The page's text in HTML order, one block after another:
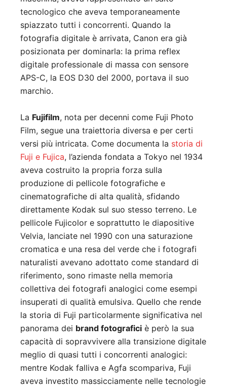
tecnologico che aveva temporaneamente
spiazzato tutti i concorrenti. Quando la
fotografia digitale è arrivata, Canon era già
posizionata per dominarla: la prima reflex
digitale professionale di massa con sensore
APS-C, la EOS D30 del 2000, portava il suo
marchio.
La Fujifilm, nota per decenni come Fuji Photo
Film, segue una traiettoria diversa e per certi
versi più intricata. Come documenta la storia di
Fuji e Fujica, l’azienda fondata a Tokyo nel 1934
aveva costruito la propria forza sulla
produzione di pellicole fotografiche e
cinematografiche di alta qualità, sfidando
direttamente Kodak sul suo stesso terreno. Le
pellicole Fujicolor e soprattutto le diapositive
Velvia, lanciate nel 1990 con una saturazione
cromatica e una resa del verde che i fotografi
naturalisti avevano adottato come standard di
riferimento, sono rimaste nella memoria
collettiva dei fotografi analogici come esempi
insuperati di qualità emulsiva. Quello che rende
la storia di Fuji particolarmente significativa nel
panorama dei brand fotografici è però la sua
capacità di sopravvivere alla transizione digitale
meglio di quasi tutti i concorrenti analogici:
mentre Kodak falliva e Agfa scompariva, Fuji
aveva investito massicciamente nelle tecnologie